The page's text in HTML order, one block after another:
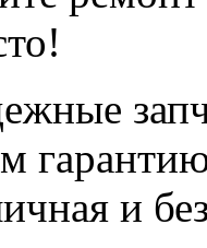
и